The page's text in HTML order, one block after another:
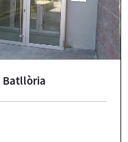
Batllòria